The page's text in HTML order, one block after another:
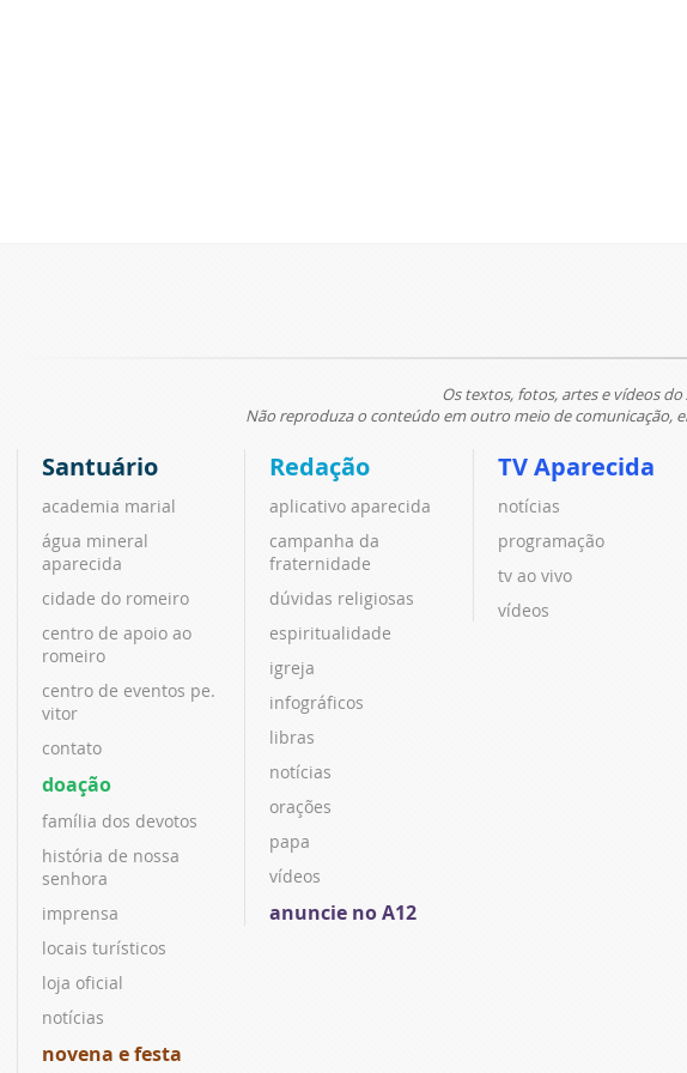
Os textos, fotos, artes e vídeos
Não reproduza o conteúdo em outro meio de comunicação,
Santuário
academia marial
água mineral
aparecida
cidade do romeiro
centro de apoio ao
romeiro
centro de eventos pe.
vitor
contato
doação
família dos devotos
história de nossa
senhora
imprensa
locais turísticos
loja oficial
notícias
novena e festa
Redação
aplicativo aparecida
campanha da
fraternidade
dúvidas religiosas
espiritualidade
igreja
infográficos
libras
notícias
orações
papa
vídeos
anuncie no A12
TV Aparecida
notícias
programação
tv ao vivo
vídeos